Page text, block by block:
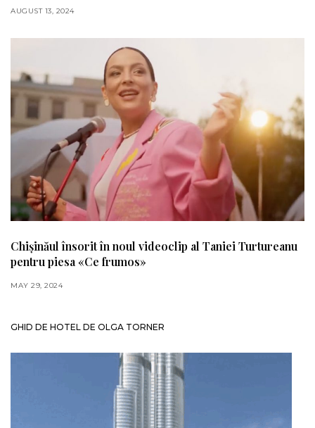
AUGUST 13, 2024
Chișinăul însorit în noul videoclip al Taniei Turtureanu
pentru piesa «Ce frumos»
MAY 29, 2024
GHID DE HOTEL DE OLGA TORNER